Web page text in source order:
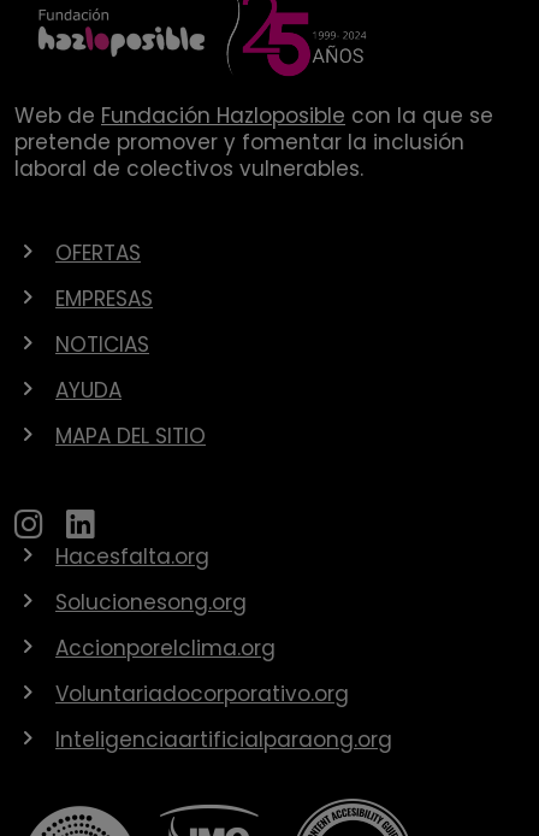
Web de Fundación Hazloposible con la que se
pretende promover y fomentar la inclusión
laboral de colectivos vulnerables.
OFERTAS
EMPRESAS
NOTICIAS
AYUDA
MAPA DEL SITIO
Hacesfalta.org
Solucionesong.org
Accionporelclima.org
Voluntariadocorporativo.org
Inteligenciaartificialparaong.org